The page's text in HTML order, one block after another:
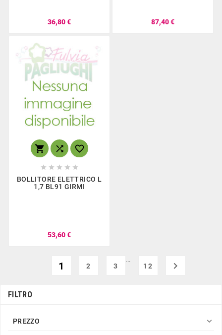
36,80 € 87,40 €
  
    
BOLLITORE ELETTRICO L
1,7 BL91 GIRMI
53,60 €
1 2 3
…
12

FILTRO
PREZZO 